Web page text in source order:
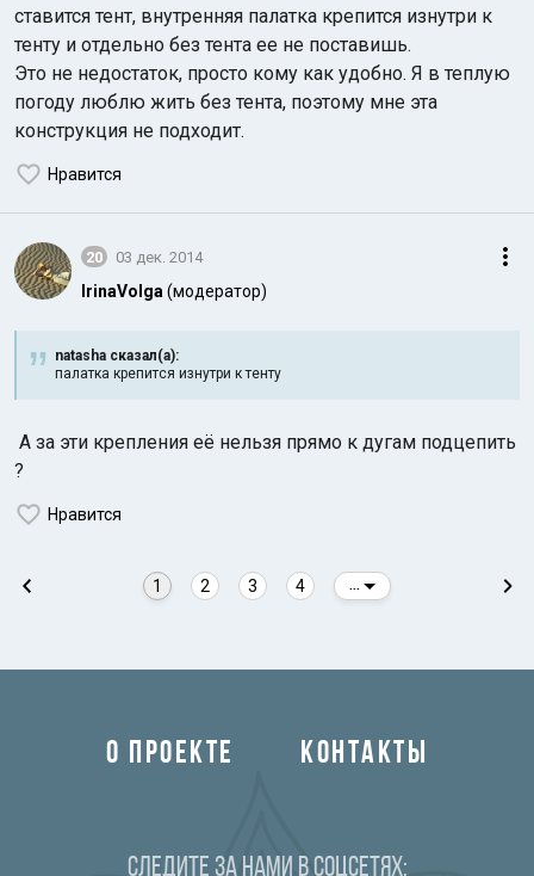
ставится тент, внутренняя палатка крепится изнутри к
тенту и отдельно без тента ее не поставишь.
Это не недостаток, просто кому как удобно. Я в теплую
погоду люблю жить без тента, поэтому мне эта
конструкция не подходит.
Нравится
20 03 дек. 2014
IrinaVolga (модератор)
natasha сказал(а):
палатка крепится изнутри к тенту
А за эти крепления её нельзя прямо к дугам подцепить
?
Нравится
1 2 3 4
О ПРОЕКТЕ КОНТАКТЫ
Следите за нами в соцсетях: